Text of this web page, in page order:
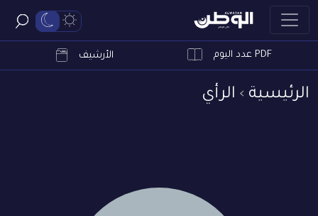
PDF عدد اليوم الأرشيف
الرئيسية الرأي